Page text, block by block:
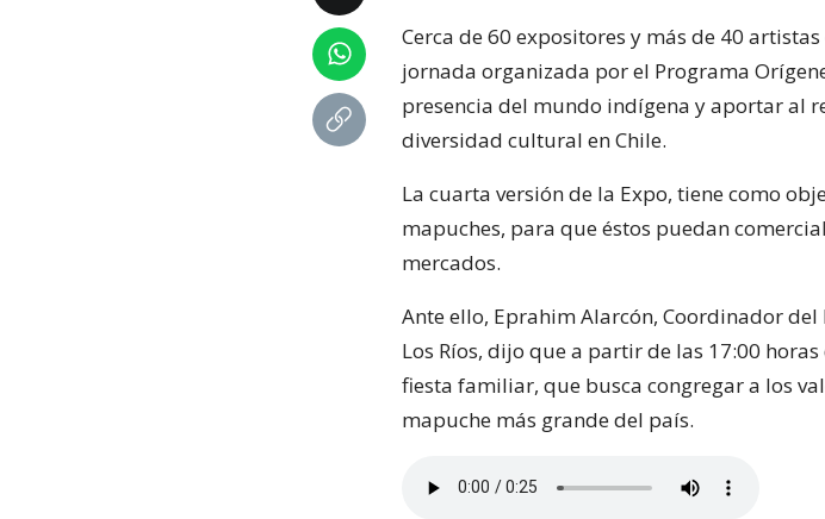
Cerca de 60 expositores y más de 40
jornada organizada por el Programa
presencia del mundo indígena y aportar al
diversidad cultural en Chile.
La cuarta versión de la Expo, tiene como
mapuches, para que éstos puedan
mercados.
Ante ello, Eprahim Alarcón, Coordinador
Los Ríos, dijo que a partir de las 17:00
fiesta familiar, que busca congregar a los
mapuche más grande del país.